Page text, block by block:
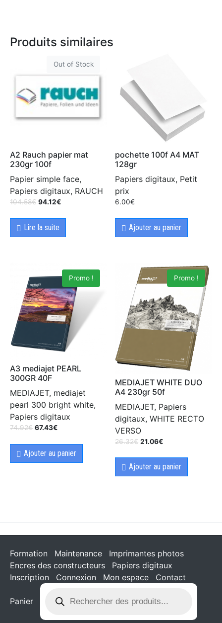
Produits similaires
Out of Stock
A2 Rauch papier mat
230gr 100f
Papier simple face,
Papiers digitaux, RAUCH
104.58€ 94.12€
Lire la suite
pochette 100f A4 MAT
128gr
Papiers digitaux, Petit
prix
6.00€
Ajouter au panier
Promo !
A3 mediajet PEARL
300GR 40F
MEDIAJET, mediajet
pearl 300 bright white,
Papiers digitaux
74.92€ 67.43€
Ajouter au panier
Promo !
MEDIAJET WHITE DUO
A4 230gr 50f
MEDIAJET, Papiers
digitaux, WHITE RECTO
VERSO
26.32€ 21.06€
Ajouter au panier
Formation Maintenance
Imprimantes photos
Encres des constructeurs
Papiers digitaux
Inscription
Connexion Mon espace Contact
Panier